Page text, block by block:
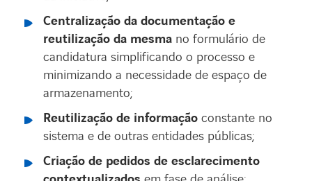
Centralização da documentação e
reutilização da mesma no formulário de
candidatura simplificando o processo e
minimizando a necessidade de espaço de
armazenamento;
Reutilização de informação constante no
sistema e de outras entidades públicas;
Criação de pedidos de esclarecimento